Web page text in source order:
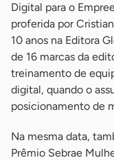
Digital para o
proferida por
10 anos na Editora
de 16 marcas da
treinamento de
digital, quando o
posicionamento de
Na mesma data,
Prêmio Sebrae